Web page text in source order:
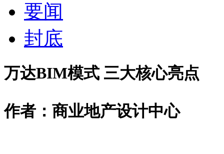
要闻
封底
万达BIM模式 三大核心亮点
作者：商业地产设计中心